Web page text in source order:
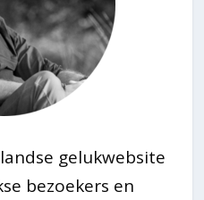
gelukwebsite
bezoekers en